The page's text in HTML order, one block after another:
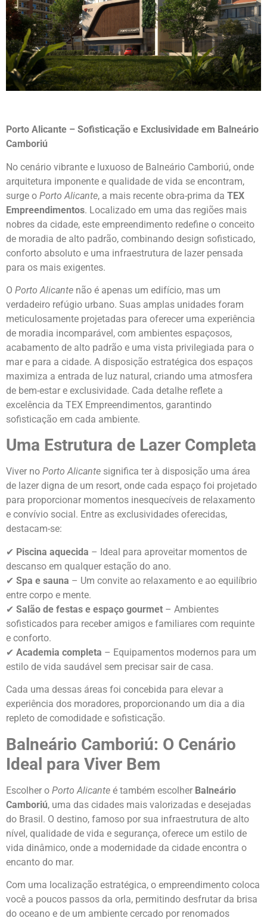
Porto Alicante – Sofisticação e Exclusividade em Balneário
Camboriú
No cenário vibrante e luxuoso de Balneário Camboriú, onde
arquitetura imponente e qualidade de vida se encontram,
surge o Porto Alicante, a mais recente obra-prima da TEX
Empreendimentos. Localizado em uma das regiões mais
nobres da cidade, este empreendimento redefine o conceito
de moradia de alto padrão, combinando design sofisticado,
conforto absoluto e uma infraestrutura de lazer pensada
para os mais exigentes.
O Porto Alicante não é apenas um edifício, mas um
verdadeiro refúgio urbano. Suas amplas unidades foram
meticulosamente projetadas para oferecer uma experiência
de moradia incomparável, com ambientes espaçosos,
acabamento de alto padrão e uma vista privilegiada para o
mar e para a cidade. A disposição estratégica dos espaços
maximiza a entrada de luz natural, criando uma atmosfera
de bem-estar e exclusividade. Cada detalhe reflete a
excelência da TEX Empreendimentos, garantindo
sofisticação em cada ambiente.
Uma Estrutura de Lazer Completa
Viver no Porto Alicante significa ter à disposição uma área
de lazer digna de um resort, onde cada espaço foi projetado
para proporcionar momentos inesquecíveis de relaxamento
e convívio social. Entre as exclusividades oferecidas,
destacam-se:
✔ Piscina aquecida – Ideal para aproveitar momentos de
descanso em qualquer estação do ano.
✔ Spa e sauna – Um convite ao relaxamento e ao equilíbrio
entre corpo e mente.
✔ Salão de festas e espaço gourmet – Ambientes
sofisticados para receber amigos e familiares com requinte
e conforto.
✔ Academia completa – Equipamentos modernos para um
estilo de vida saudável sem precisar sair de casa.
Cada uma dessas áreas foi concebida para elevar a
experiência dos moradores, proporcionando um dia a dia
repleto de comodidade e sofisticação.
Balneário Camboriú: O Cenário
Ideal para Viver Bem
Escolher o Porto Alicante é também escolher Balneário
Camboriú, uma das cidades mais valorizadas e desejadas
do Brasil. O destino, famoso por sua infraestrutura de alto
nível, qualidade de vida e segurança, oferece um estilo de
vida dinâmico, onde a modernidade da cidade encontra o
encanto do mar.
Com uma localização estratégica, o empreendimento coloca
você a poucos passos da orla, permitindo desfrutar da brisa
do oceano e de um ambiente cercado por renomados